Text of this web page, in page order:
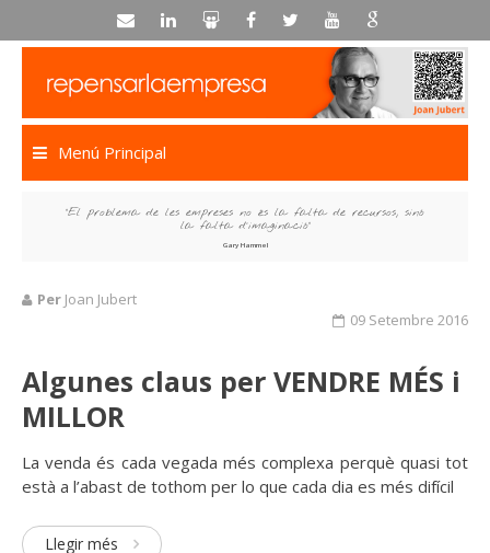
to
Menú Principal
Gary Hammel
“El problema de les empreses no és la falta de recursos, sinó
la falta d’imaginació”
Per Joan Jubert
09 Setembre 2016
Algunes claus per VENDRE MÉS i
MILLOR
La venda és cada vegada més complexa perquè quasi tot
està a l’abast de tothom per lo que cada dia es més difícil
Llegir més